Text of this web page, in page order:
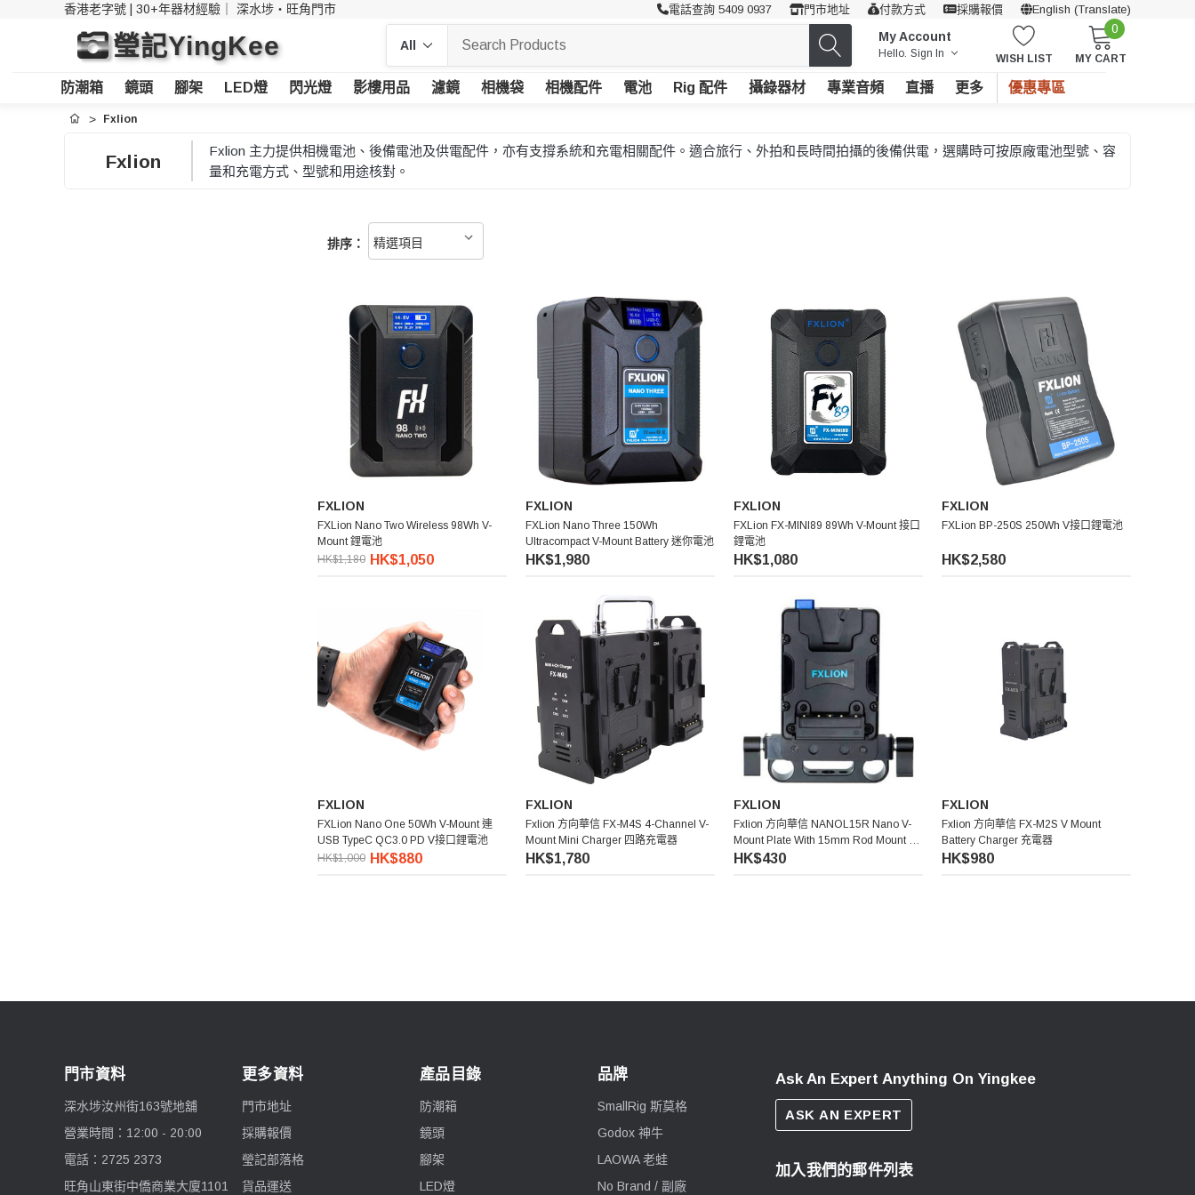
香港老字號 | 30+年器材經驗｜ 深水埗・旺角門市 電話查詢 5409 0937 門市地址 付款方式 採購報價 English (Translate)
瑩記YingKee My Account
Hello. Sign In WISH LIST
0
MY CART
防潮箱 鏡頭 腳架 LED燈 閃光燈 影樓用品 濾鏡 相機袋 相機配件 電池 Rig 配件 攝錄器材 專業音頻 直播 更多 優惠專區
首頁 Fxlion
Fxlion
Fxlion 主力提供相機電池、後備電池及供電配件，亦有支撐系統和充電相關配件。適合旅行、外拍和長時間拍攝的後備供電，選購時可按原廠電池型號、容
量和充電方式、型號和用途核對。
排序：
FXLION
FXLion Nano Two Wireless 98Wh V-
Mount 鋰電池
HK$1,180 HK$1,050
FXLION
FXLion Nano Three 150Wh
Ultracompact V-Mount Battery 迷你電池
HK$1,980
FXLION
FXLion FX-MINI89 89Wh V-Mount 接口
鋰電池
HK$1,080
FXLION
FXLion BP-250S 250Wh V接口鋰電池
HK$2,580
FXLION
FXLion Nano One 50Wh V-Mount 連
USB TypeC QC3.0 PD V接口鋰電池
HK$1,000 HK$880
FXLION
Fxlion 方向華信 FX-M4S 4-Channel V-
Mount Mini Charger 四路充電器
HK$1,780
FXLION
Fxlion 方向華信 NANOL15R Nano V-
Mount Plate With 15mm Rod Mount V
型掛板
HK$430
FXLION
Fxlion 方向華信 FX-M2S V Mount
Battery Charger 充電器
HK$980
門市資料
深水埗汝州街163號地舖
營業時間：12:00 - 20:00
電話：2725 2373
旺角山東街中僑商業大廈1101
更多資料
門市地址
採購報價
瑩記部落格
貨品運送
產品目錄
防潮箱
鏡頭
腳架
LED燈
品牌
SmallRig 斯莫格
Godox 神牛
LAOWA 老蛙
No Brand / 副廠
Ask An Expert Anything On Yingkee
ASK AN EXPERT
加入我們的郵件列表